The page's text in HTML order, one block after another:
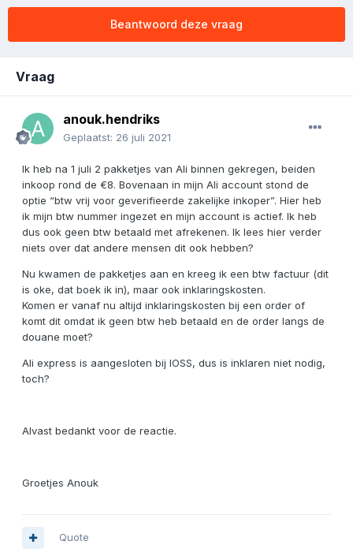
Beantwoord deze vraag
Vraag
anouk.hendriks
Geplaatst: 26 juli 2021
Ik heb na 1 juli 2 pakketjes van Ali binnen gekregen, beiden
inkoop rond de €8. Bovenaan in mijn Ali account stond de
optie “btw vrij voor geverifieerde zakelijke inkoper”. Hier heb
ik mijn btw nummer ingezet en mijn account is actief. Ik heb
dus ook geen btw betaald met afrekenen. Ik lees hier verder
niets over dat andere mensen dit ook hebben?
Nu kwamen de pakketjes aan en kreeg ik een btw factuur (dit
is oke, dat boek ik in), maar ook inklaringskosten.
Komen er vanaf nu altijd inklaringskosten bij een order of
komt dit omdat ik geen btw heb betaald en de order langs de
douane moet?
Ali express is aangesloten bij IOSS, dus is inklaren niet nodig,
toch?
Alvast bedankt voor de reactie.
Groetjes Anouk
Quote